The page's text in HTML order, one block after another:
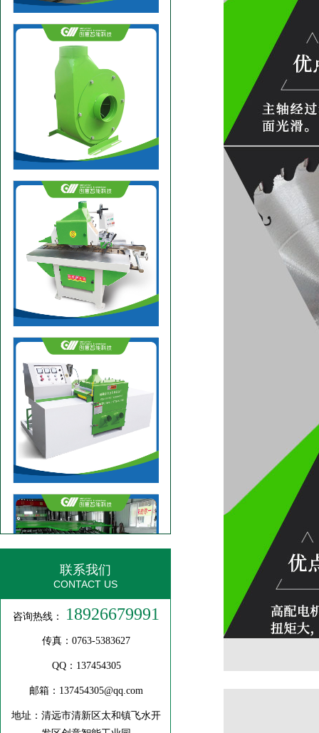
高速风机
修边锯机单片纵切锯
3060D方木多片锯
四米圆木自动断料锯
联系我们
CONTACT US
咨询热线： 18926679991
传真：0763-5383627
QQ：137454305
邮箱：137454305@qq.com
地址：清远市清新区太和镇飞水开